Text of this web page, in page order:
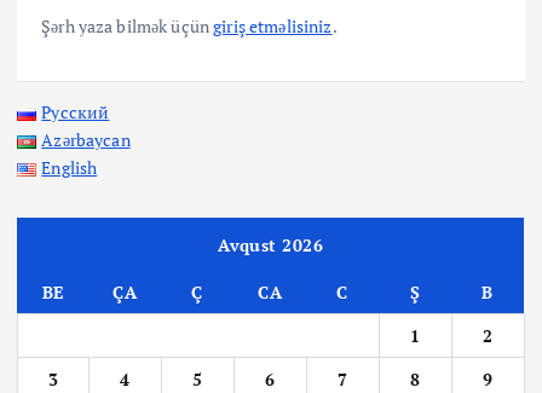
Şərh yaza bilmək üçüngiriş etməlisiniz.
Русский
Azərbaycan
English
Avqust 2026
BE ÇA Ç CA C Ş
B
1
2
3
4 5 6 7 8
9